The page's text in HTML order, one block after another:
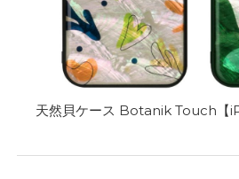
天然貝ケース Botanik Touch【